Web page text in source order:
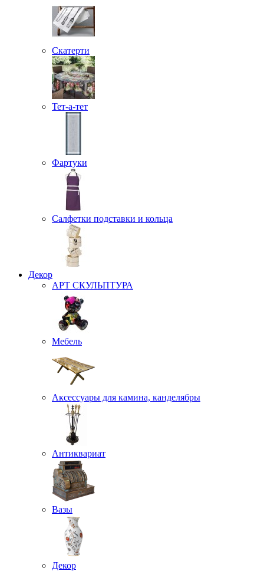
Скатерти
Тет-а-тет
Фартуки
Салфетки подставки и кольца
Декор
АРТ СКУЛЬПТУРА
Мебель
Аксессуары для камина, канделябры
Антиквариат
Вазы
Декор